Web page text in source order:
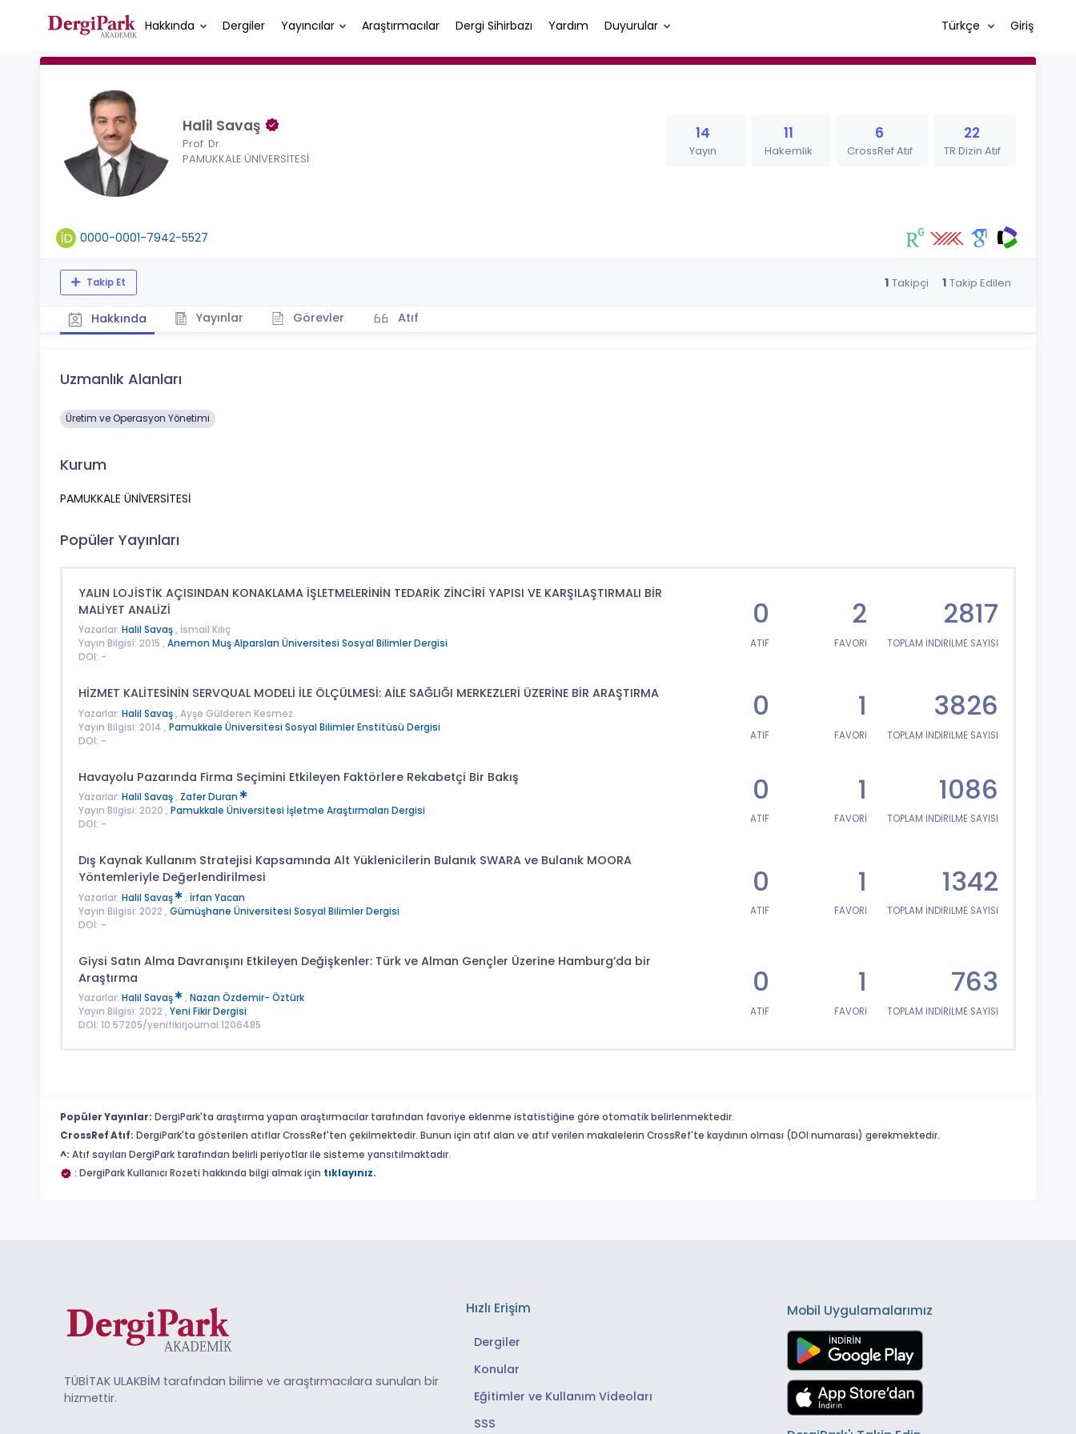
Hakkında Dergiler Yayıncılar Araştırmacılar Dergi Sihirbazı Yardım Duyurular Türkçe Giriş
Halil Savaş
Prof. Dr.
PAMUKKALE ÜNİVERSİTESİ
14
Yayın
11
Hakemlik
6
CrossRef Atıf
22
TR Dizin Atıf
0000-0001-7942-5527
Takip Et 1 Takipçi 1 Takip Edilen
Hakkında Yayınlar Görevler Atıf
Uzmanlık Alanları
Üretim ve Operasyon Yönetimi
Kurum
PAMUKKALE ÜNİVERSİTESİ
Popüler Yayınları
YALIN LOJİSTİK AÇISINDAN KONAKLAMA İŞLETMELERİNİN TEDARİK ZİNCİRİ YAPISI VE KARŞILAŞTIRMALI BİR
MALİYET ANALİZİ
Yazarlar: Halil Savaş, İsmail Kılıç
Yayın Bilgisi: 2015 , Anemon Muş Alparslan Üniversitesi Sosyal Bilimler Dergisi
DOI: -
0
ATIF
2
FAVORİ
2817
TOPLAM İNDİRİLME SAYISI
HİZMET KALİTESİNİN SERVQUAL MODELİ İLE ÖLÇÜLMESİ: AİLE SAĞLIĞI MERKEZLERİ ÜZERİNE BİR ARAŞTIRMA
Yazarlar: Halil Savaş, Ayşe Gülderen Kesmez
Yayın Bilgisi: 2014 , Pamukkale Üniversitesi Sosyal Bilimler Enstitüsü Dergisi
DOI: -
0
ATIF
1
FAVORİ
3826
TOPLAM İNDİRİLME SAYISI
Havayolu Pazarında Firma Seçimini Etkileyen Faktörlere Rekabetçi Bir Bakış
Yazarlar: Halil Savaş, Zafer Duran
Yayın Bilgisi: 2020 , Pamukkale Üniversitesi İşletme Araştırmaları Dergisi
DOI: -
0
ATIF
1
FAVORİ
1086
TOPLAM İNDİRİLME SAYISI
Dış Kaynak Kullanım Stratejisi Kapsamında Alt Yüklenicilerin Bulanık SWARA ve Bulanık MOORA
Yöntemleriyle Değerlendirilmesi
Yazarlar: Halil Savaş , İrfan Yacan
Yayın Bilgisi: 2022 , Gümüşhane Üniversitesi Sosyal Bilimler Dergisi
DOI: -
0
ATIF
1
FAVORİ
1342
TOPLAM İNDİRİLME SAYISI
Giysi Satın Alma Davranışını Etkileyen Değişkenler: Türk ve Alman Gençler Üzerine Hamburg’da bir
Araştırma
Yazarlar: Halil Savaş , Nazan Özdemir- Öztürk
Yayın Bilgisi: 2022 , Yeni Fikir Dergisi
DOI: 10.57205/yenifikirjournal.1206485
0
ATIF
1
FAVORİ
763
TOPLAM İNDİRİLME SAYISI
Popüler Yayınlar: DergiPark'ta araştırma yapan araştırmacılar tarafından favoriye eklenme istatistiğine göre otomatik belirlenmektedir.
CrossRef Atıf: DergiPark'ta gösterilen atıflar CrossRef'ten çekilmektedir. Bunun için atıf alan ve atıf verilen makalelerin CrossRef'te kaydının olması (DOI numarası) gerekmektedir.
^: Atıf sayıları DergiPark tarafından belirli periyotlar ile sisteme yansıtılmaktadır.
: DergiPark Kullanıcı Rozeti hakkında bilgi almak için tıklayınız.
TÜBİTAK ULAKBİM tarafından bilime ve araştırmacılara sunulan bir
hizmettir.
Hızlı Erişim
Dergiler
Konular
Eğitimler ve Kullanım Videoları
SSS
Mobil Uygulamalarımız